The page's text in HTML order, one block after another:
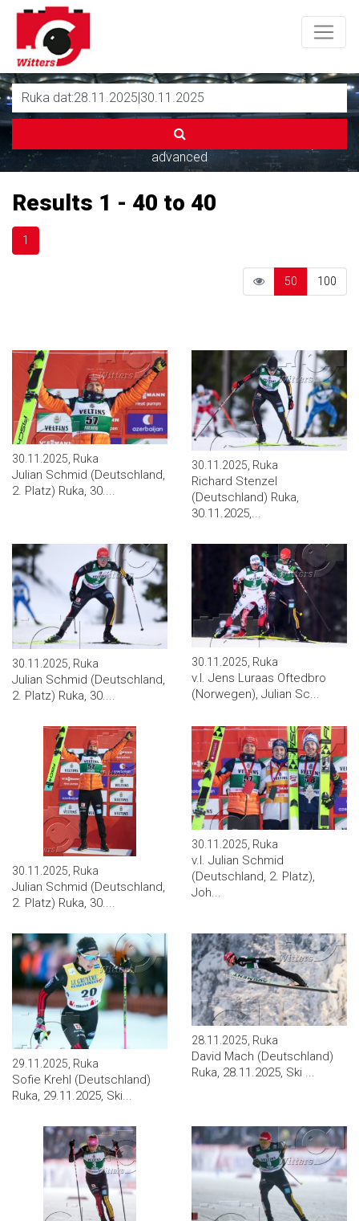
advanced
Results 1 - 40 to 40
1
50 100
30.11.2025, Ruka
Julian Schmid (Deutschland,
2. Platz) Ruka, 30....
30.11.2025, Ruka
Richard Stenzel
(Deutschland) Ruka,
30.11.2025,...
30.11.2025, Ruka
Julian Schmid (Deutschland,
2. Platz) Ruka, 30....
30.11.2025, Ruka
v.l. Jens Luraas Oftedbro
(Norwegen), Julian Sc...
30.11.2025, Ruka
Julian Schmid (Deutschland,
2. Platz) Ruka, 30....
30.11.2025, Ruka
v.l. Julian Schmid
(Deutschland, 2. Platz),
Joh...
29.11.2025, Ruka
Sofie Krehl (Deutschland)
Ruka, 29.11.2025, Ski...
28.11.2025, Ruka
David Mach (Deutschland)
Ruka, 28.11.2025, Ski ...